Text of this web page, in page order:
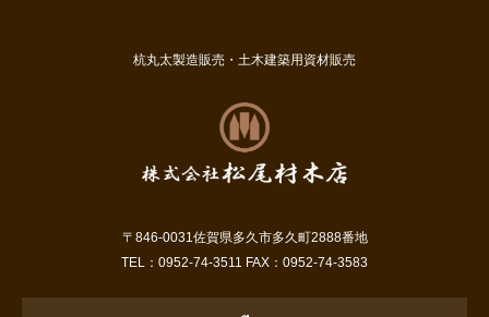
杭丸太製造販売・土木建築用資材販売
〒846-0031佐賀県多久市多久町2888番地
TEL：0952-74-3511 FAX：0952-74-3583